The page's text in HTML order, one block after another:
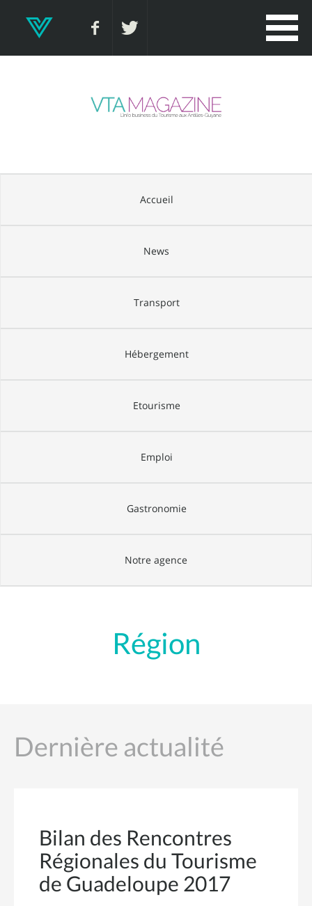
Accueil
News
Transport
Hébergement
Etourisme
Emploi
Gastronomie
Notre agence
Région
Dernière actualité
Bilan des Rencontres
Régionales du Tourisme
de Guadeloupe 2017